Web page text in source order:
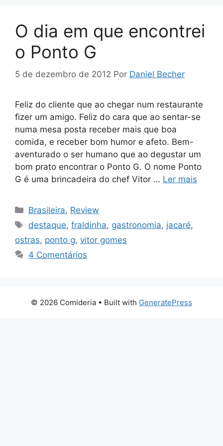
O dia em que encontrei
o Ponto G
5 de dezembro de 2012 Por Daniel Becher
Feliz do cliente que ao chegar num restaurante
fizer um amigo. Feliz do cara que ao sentar-se
numa mesa posta receber mais que boa
comida, e receber bom humor e afeto. Bem-
aventurado o ser humano que ao degustar um
bom prato encontrar o Ponto G. O nome Ponto
G é uma brincadeira do chef Vitor … Ler mais
Categorias
Brasileira, Review
Tags
destaque,fraldinha, gastronomia, jacaré,
ostras, ponto g, vitor gomes
4 Comentários
© 2026 Comideria • Built with GeneratePress